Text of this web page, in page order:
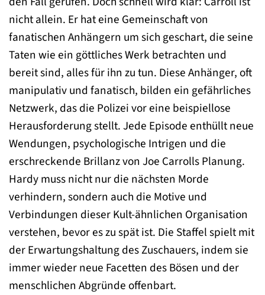
nicht allein. Er hat eine Gemeinschaft von
fanatischen Anhängern um sich geschart, die seine
Taten wie ein göttliches Werk betrachten und
bereit sind, alles für ihn zu tun. Diese Anhänger, oft
manipulativ und fanatisch, bilden ein gefährliches
Netzwerk, das die Polizei vor eine beispiellose
Herausforderung stellt. Jede Episode enthüllt neue
Wendungen, psychologische Intrigen und die
erschreckende Brillanz von Joe Carrolls Planung.
Hardy muss nicht nur die nächsten Morde
verhindern, sondern auch die Motive und
Verbindungen dieser Kult-ähnlichen Organisation
verstehen, bevor es zu spät ist. Die Staffel spielt mit
der Erwartungshaltung des Zuschauers, indem sie
immer wieder neue Facetten des Bösen und der
menschlichen Abgründe offenbart.